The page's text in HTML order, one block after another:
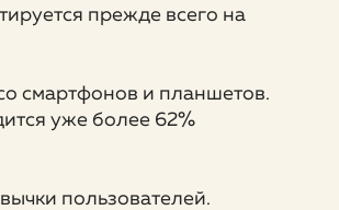
прежде всего на
смартфонов и планшетов.
уже более 62%
пользователей.